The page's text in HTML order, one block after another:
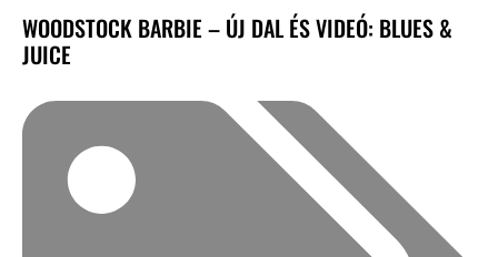
WOODSTOCK BARBIE – ÚJ DAL ÉS VIDEÓ: BLUES &
JUICE